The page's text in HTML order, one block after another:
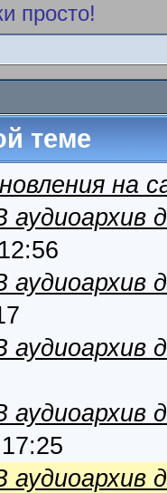
просто!
теме
на
аудиоархив
аудиоархив
аудиоархив
аудиоархив
аудиоархив